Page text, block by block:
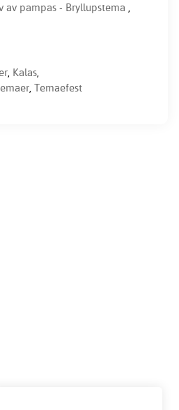
av pampas - Bryllupstema ,
, Kalas,
, Temaefest